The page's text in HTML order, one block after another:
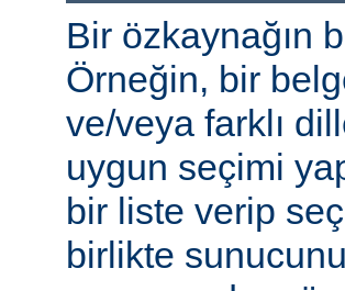
Bir özkaynağın
Örneğin, bir
ve/veya farklı
uygun seçimi
bir liste verip
birlikte